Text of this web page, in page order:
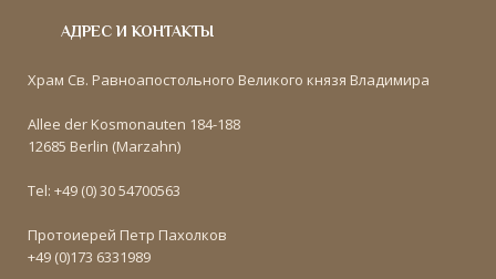
АДРЕС И КОНТАКТЫ
Храм Св. Равноапостольного Великого князя Владимира
Allee der Kosmonauten 184-188
12685 Berlin (Marzahn)
Tel: +49 (0) 30 54700563
Протоиерей Петр Пахолков
+49 (0)173 6331989